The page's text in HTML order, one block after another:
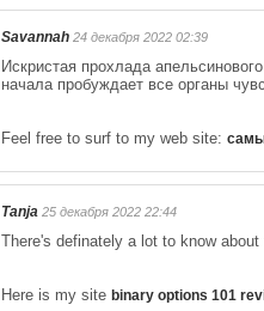
Savannah 24 декабря 2022 02:39
Искристая прохлада апельсинового
начала пробуждает все органы
Feel free to surf to my web site:
Tanja 25 декабря 2022 22:44
There's definately a lot to know
Here is my site binary options 101